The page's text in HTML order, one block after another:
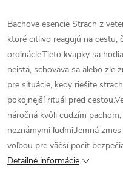
Bachove esencie Strach z
ktoré citlivo reagujú na cestu,
ordinácie.Tieto kvapky sa
neistá, schováva sa alebo zle
pre situácie, kedy riešite
pokojnejší rituál pred
náročná kvôli cudzím
neznámymi ľuďmi.Jemná
voľbou pre väčší pocit
Detailné informácie